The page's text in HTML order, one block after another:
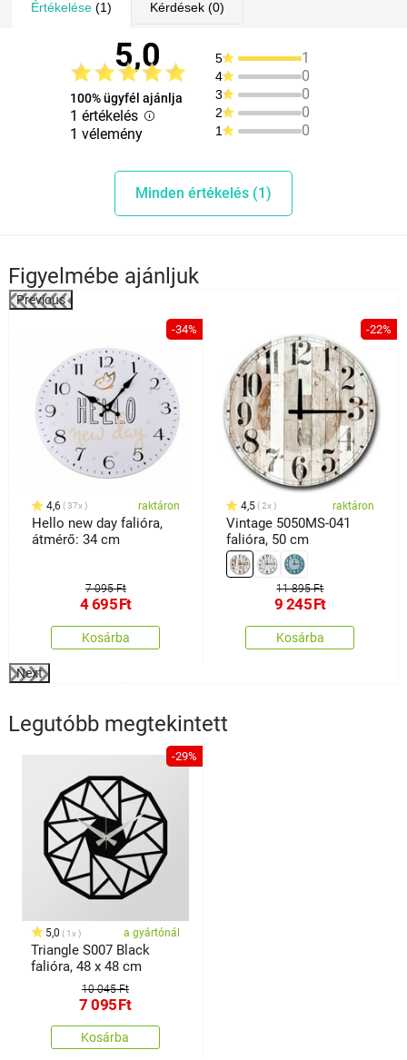
Értékelése(1) Kérdések(0)
5,0
100% ügyfél ajánlja
1 értékelés
1 vélemény
5 1
4 0
3 0
2 0
1 0
Minden értékelés (1)
Figyelmébe ajánljuk
Previous
-34%
4,6 37x raktáron
Hello new day falióra,
átmérő: 34 cm
7 095 Ft
4 695Ft
Kosárba
-22%
4,5 2x raktáron
Vintage 5050MS-041
falióra, 50 cm
11 895 Ft
9 245Ft
Kosárba
Next
Legutóbb megtekintett
-29%
5,0 1x a gyártónál
Triangle S007 Black
falióra, 48 x 48 cm
10 045 Ft
7 095Ft
Kosárba